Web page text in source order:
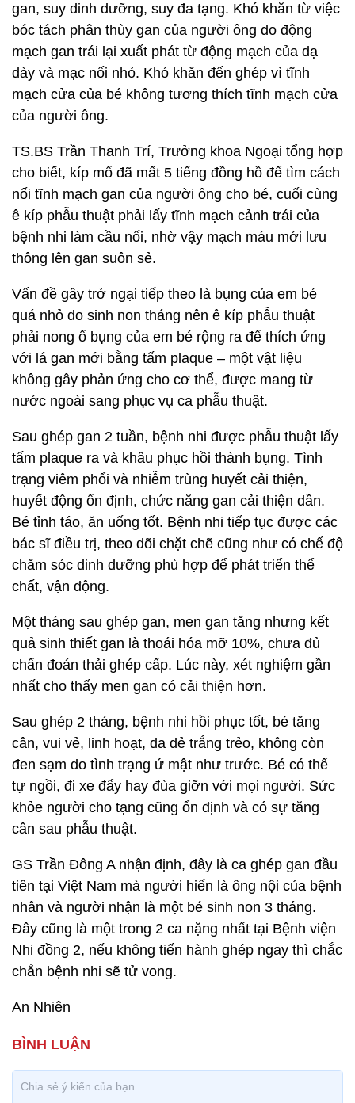
gan, suy dinh dưỡng, suy đa tạng. Khó khăn từ việc
bóc tách phân thùy gan của người ông do động
mạch gan trái lại xuất phát từ động mạch của dạ
dày và mạc nối nhỏ. Khó khăn đến ghép vì tĩnh
mạch cửa của bé không tương thích tĩnh mạch cửa
của người ông.
TS.BS Trần Thanh Trí, Trưởng khoa Ngoại tổng hợp
cho biết, kíp mổ đã mất 5 tiếng đồng hồ để tìm cách
nối tĩnh mạch gan của người ông cho bé, cuối cùng
ê kíp phẫu thuật phải lấy tĩnh mạch cảnh trái của
bệnh nhi làm cầu nối, nhờ vậy mạch máu mới lưu
thông lên gan suôn sẻ.
Vấn đề gây trở ngại tiếp theo là bụng của em bé
quá nhỏ do sinh non tháng nên ê kíp phẫu thuật
phải nong ổ bụng của em bé rộng ra để thích ứng
với lá gan mới bằng tấm plaque – một vật liệu
không gây phản ứng cho cơ thể, được mang từ
nước ngoài sang phục vụ ca phẫu thuật.
Sau ghép gan 2 tuần, bệnh nhi được phẫu thuật lấy
tấm plaque ra và khâu phục hồi thành bụng. Tình
trạng viêm phổi và nhiễm trùng huyết cải thiện,
huyết động ổn định, chức năng gan cải thiện dần.
Bé tỉnh táo, ăn uống tốt. Bệnh nhi tiếp tục được các
bác sĩ điều trị, theo dõi chặt chẽ cũng như có chế độ
chăm sóc dinh dưỡng phù hợp để phát triển thể
chất, vận động.
Một tháng sau ghép gan, men gan tăng nhưng kết
quả sinh thiết gan là thoái hóa mỡ 10%, chưa đủ
chẩn đoán thải ghép cấp. Lúc này, xét nghiệm gần
nhất cho thấy men gan có cải thiện hơn.
Sau ghép 2 tháng, bệnh nhi hồi phục tốt, bé tăng
cân, vui vẻ, linh hoạt, da dẻ trắng trẻo, không còn
đen sạm do tình trạng ứ mật như trước. Bé có thể
tự ngồi, đi xe đẩy hay đùa giỡn với mọi người. Sức
khỏe người cho tạng cũng ổn định và có sự tăng
cân sau phẫu thuật.
GS Trần Đông A nhận định, đây là ca ghép gan đầu
tiên tại Việt Nam mà người hiến là ông nội của bệnh
nhân và người nhận là một bé sinh non 3 tháng.
Đây cũng là một trong 2 ca nặng nhất tại Bệnh viện
Nhi đồng 2, nếu không tiến hành ghép ngay thì chắc
chắn bệnh nhi sẽ tử vong.
An Nhiên